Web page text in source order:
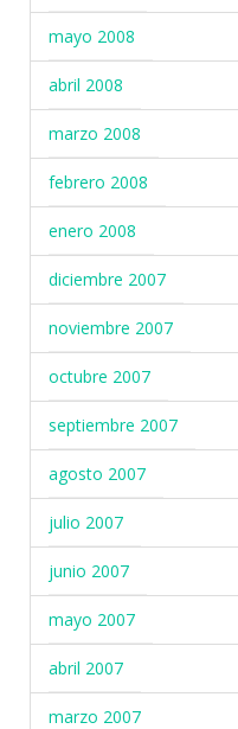
mayo 2008
abril 2008
marzo 2008
febrero 2008
enero 2008
diciembre 2007
noviembre 2007
octubre 2007
septiembre 2007
agosto 2007
julio 2007
junio 2007
mayo 2007
abril 2007
marzo 2007